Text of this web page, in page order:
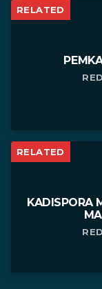
RELATED
RELATED
KADISPORA